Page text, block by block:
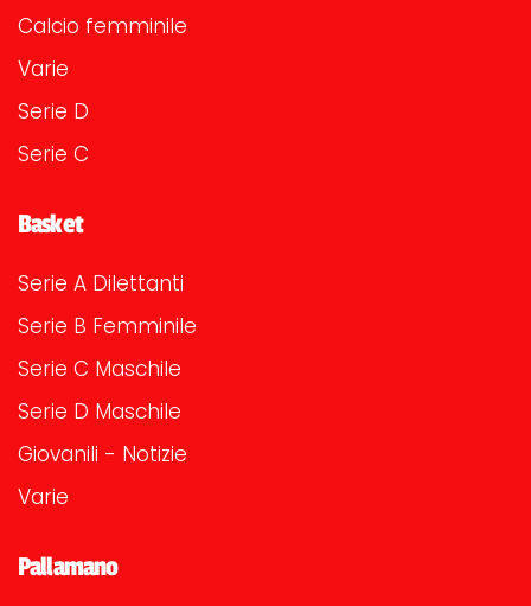
Calcio femminile
Varie
Serie D
Serie C
Basket
Serie A Dilettanti
Serie B Femminile
Serie C Maschile
Serie D Maschile
Giovanili - Notizie
Varie
Pallamano